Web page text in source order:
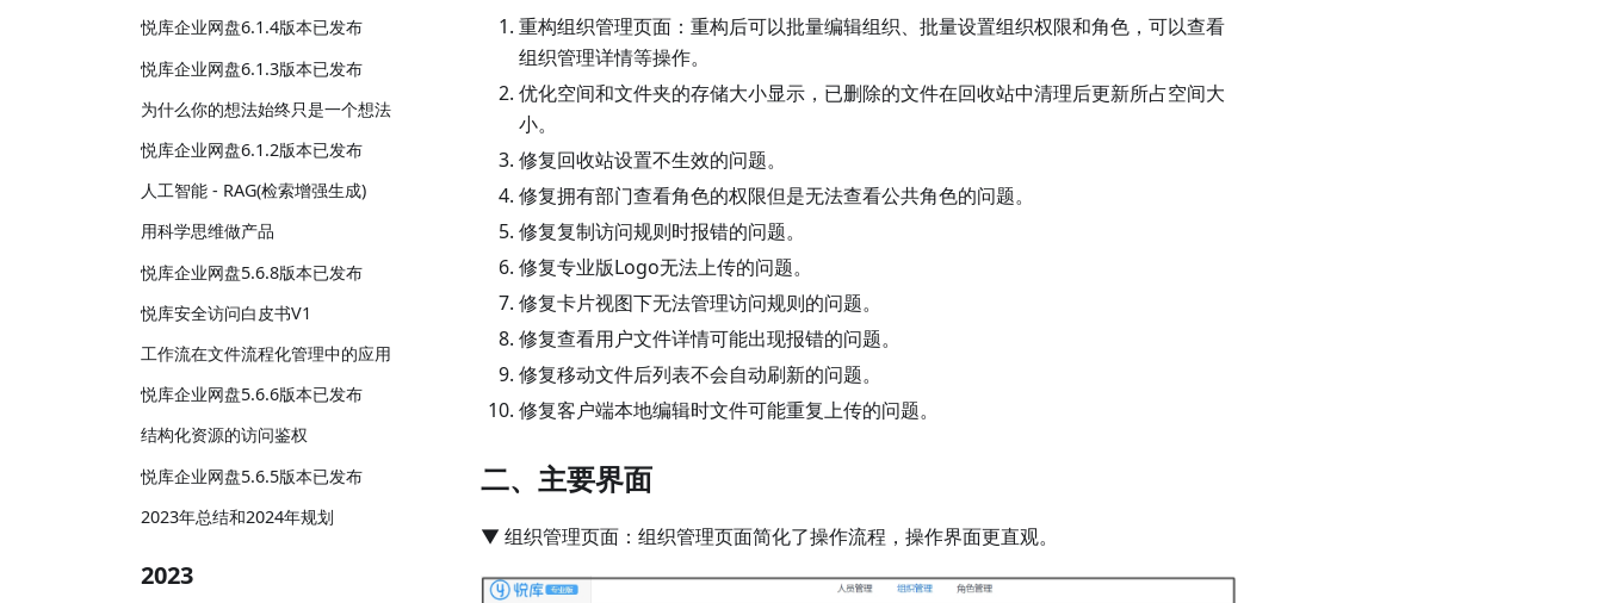
悦库企业网盘6.1.4版本已发布
悦库企业网盘6.1.3版本已发布
为什么你的想法始终只是一个想法
悦库企业网盘6.1.2版本已发布
人工智能 - RAG(检索增强生成)
用科学思维做产品
悦库企业网盘5.6.8版本已发布
悦库安全访问白皮书V1
工作流在文件流程化管理中的应用
悦库企业网盘5.6.6版本已发布
结构化资源的访问鉴权
悦库企业网盘5.6.5版本已发布
2023年总结和2024年规划
2023
重构组织管理页面：重构后可以批量编辑组织、批量设置组织权限和角色，可以查看
组织管理详情等操作。
优化空间和文件夹的存储大小显示，已删除的文件在回收站中清理后更新所占空间大
小。
修复回收站设置不生效的问题。
修复拥有部门查看角色的权限但是无法查看公共角色的问题。
修复复制访问规则时报错的问题。
修复专业版Logo无法上传的问题。
修复卡片视图下无法管理访问规则的问题。
修复查看用户文件详情可能出现报错的问题。
修复移动文件后列表不会自动刷新的问题。
修复客户端本地编辑时文件可能重复上传的问题。
二、主要界面
▼ 组织管理页面：组织管理页面简化了操作流程，操作界面更直观。